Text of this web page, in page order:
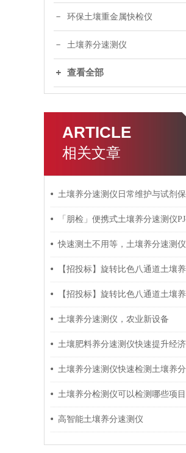
环保土壤重金属快检仪
土壤养分速测仪
查看全部
ARTICLE
相关文章
土壤养分速测仪，农业新设备
土壤养分速测仪快速检测土壤养分
土壤养分检测仪可以检测哪些项目
高智能土壤养分速测仪